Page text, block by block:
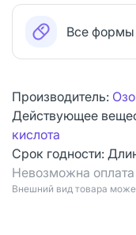
Все формы
Производитель:
Действующее
кислота
Срок годности:
Невозможна
Bнешний вид товара